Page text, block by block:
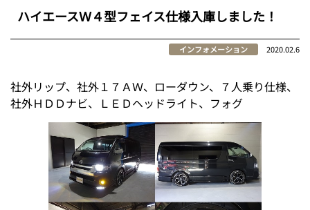
ハイエースＷ４型フェイス仕様入庫しました！
インフォメーション 2020.02.6
社外リップ、社外１７ＡＷ、ローダウン、７人乗り仕様、
社外ＨＤＤナビ、ＬＥＤヘッドライト、フォグ